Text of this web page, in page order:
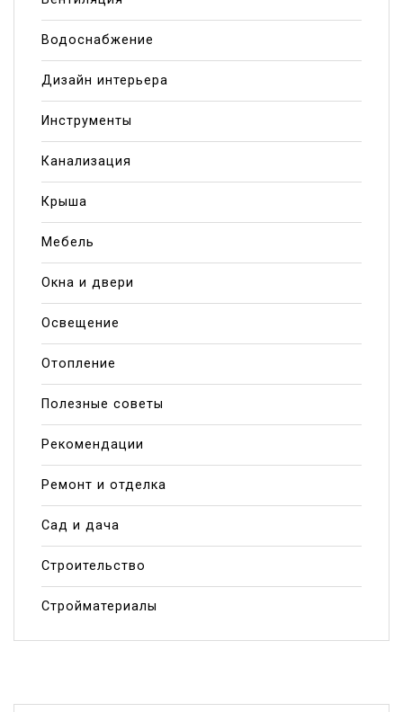
Водоснабжение
Дизайн интерьера
Инструменты
Канализация
Крыша
Мебель
Окна и двери
Освещение
Отопление
Полезные советы
Рекомендации
Ремонт и отделка
Сад и дача
Строительство
Стройматериалы